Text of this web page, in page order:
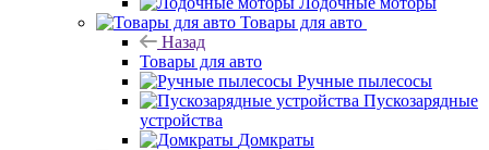
Товары для авто
Назад
Товары для авто
Ручные пылесосы
Пускозарядные
устройства
Домкраты